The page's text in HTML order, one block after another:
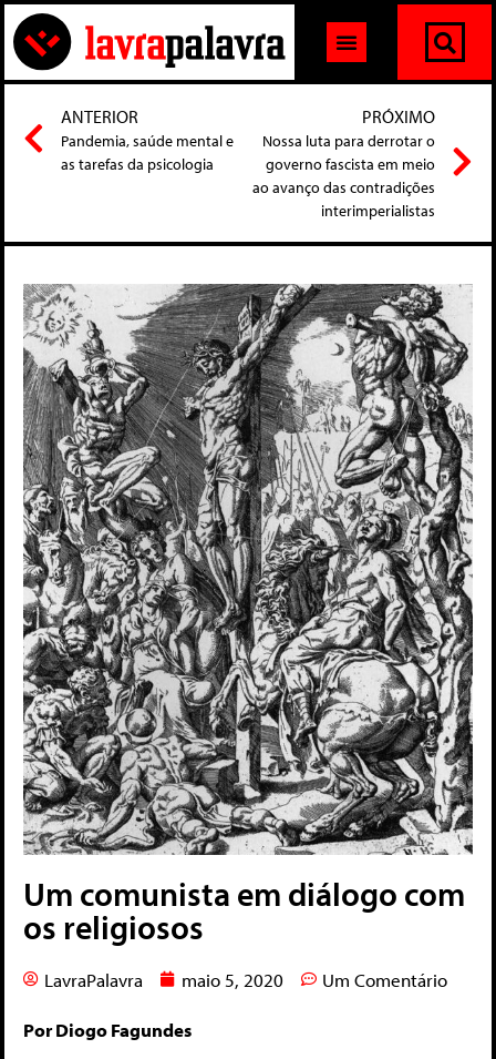
ANTERIOR
Pandemia, saúde mental e
as tarefas da psicologia
PRÓXIMO
Nossa luta para derrotar o
governo fascista em meio
ao avanço das contradições
interimperialistas
Um comunista em diálogo com
os religiosos
LavraPalavra maio 5, 2020 Um Comentário
Por Diogo Fagundes